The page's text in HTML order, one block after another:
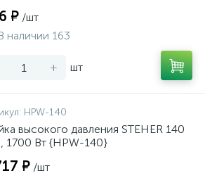
₽ /шт
наличии 163
+ шт
HPW-140
высокого давления STEHER 140
1700 Вт {HPW-140}
₽ /шт